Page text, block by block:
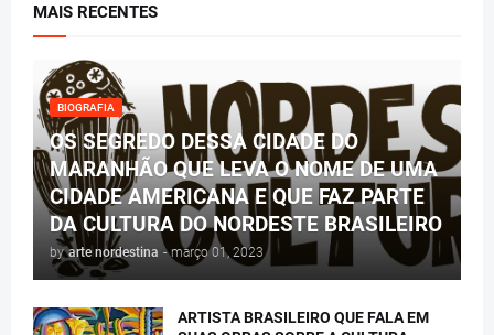
MAIS RECENTES
BIOGRAFIA
OS SEGREDO DESSA CIDADE DO
MARANHÃO QUE LEVA O NOME DE UMA
CIDADE AMERICANA E QUE FAZ PARTE
DA CULTURA DO NORDESTE BRASILEIRO
by arte nordestina - março 01, 2023
ARTISTA BRASILEIRO QUE FALA EM